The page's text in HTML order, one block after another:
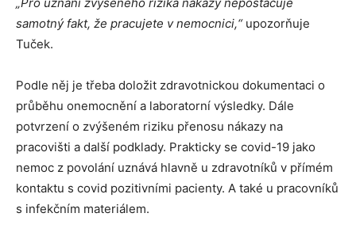
samotný fakt, že pracujete v nemocnici,“upozorňuje
Tuček.
Podle něj je třeba doložit zdravotnickou dokumentaci o
průběhu onemocnění a laboratorní výsledky. Dále
potvrzení o zvýšeném riziku přenosu nákazy na
pracovišti a další podklady. Prakticky se covid-19 jako
nemoc z povolání uznává hlavně u zdravotníků v přímém
kontaktu s covid pozitivními pacienty. A také u pracovníků
s infekčním materiálem.